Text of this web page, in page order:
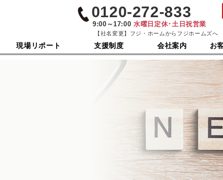
0120-272-833
9:00～17:00水曜日定休･土日祝営業
現場リポート 支援制度 会社案内 お
【社名変更】フジ・ホームからフジホームズへ